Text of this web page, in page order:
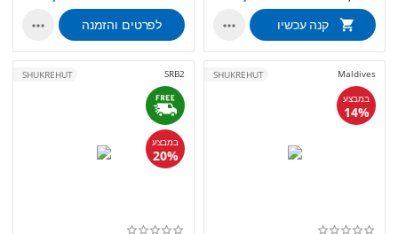
קנה עכשיו  לפרטים והזמנה 
Maldives
במבצע
14%
SHUKREHUT
SRB2
במבצע
20%
SHUKREHUT